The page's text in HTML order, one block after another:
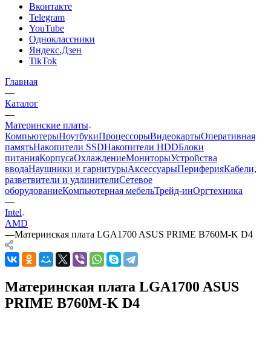
Вконтакте
Telegram
YouTube
Одноклассники
Яндекс.Дзен
TikTok
Главная
—
Каталог
—
Материнские платы
КомпьютерыНоутбукиПроцессорыВидеокартыОперативная
памятьНакопители SSDНакопители HDDБлоки
питанияКорпусаОхлаждениеМониторыУстройства
вводаНаушники и гарнитурыАксессуарыПериферияКабели,
разветвители и удлинителиСетевое
оборудованиеКомпьютерная мебельТрейд-инОргтехника
—
Intel
AMD
—Материнская плата LGA1700 ASUS PRIME B760M-K D4
Материнская плата LGA1700 ASUS
PRIME B760M-K D4